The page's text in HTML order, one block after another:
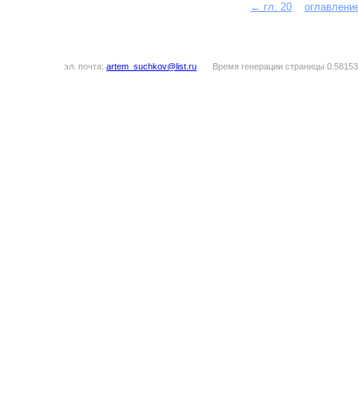
← гл. 20
эл. почта: artem_suchkov@list.ru Время генерации страницы